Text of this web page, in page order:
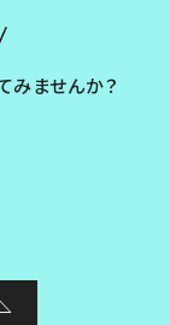
みませんか？